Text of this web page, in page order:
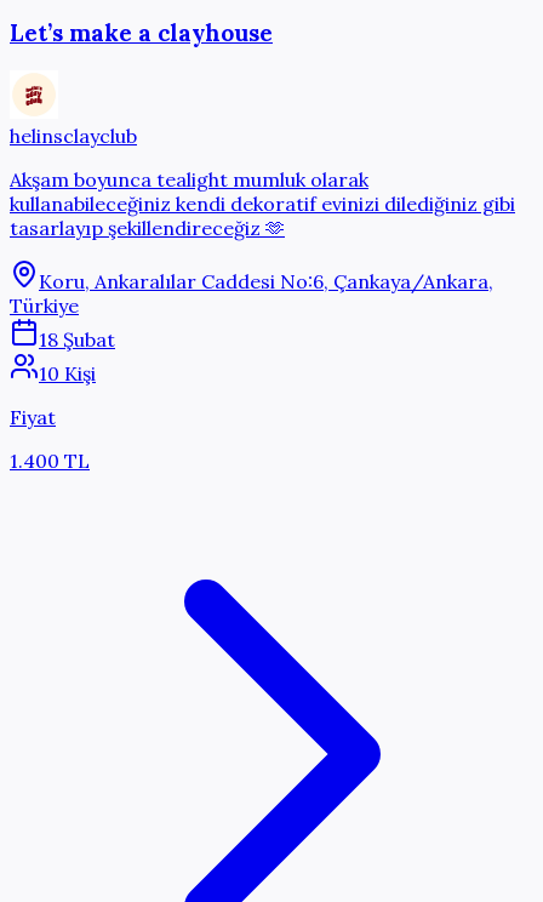
Let’s make a clayhouse
helinsclayclub
Akşam boyunca tealight mumluk olarak
kullanabileceğiniz kendi dekoratif evinizi dilediğiniz gibi
tasarlayıp şekillendireceğiz 🫶
Koru, Ankaralılar Caddesi No:6, Çankaya/Ankara,
Türkiye
18 Şubat
10 Kişi
Fiyat
1.400 TL